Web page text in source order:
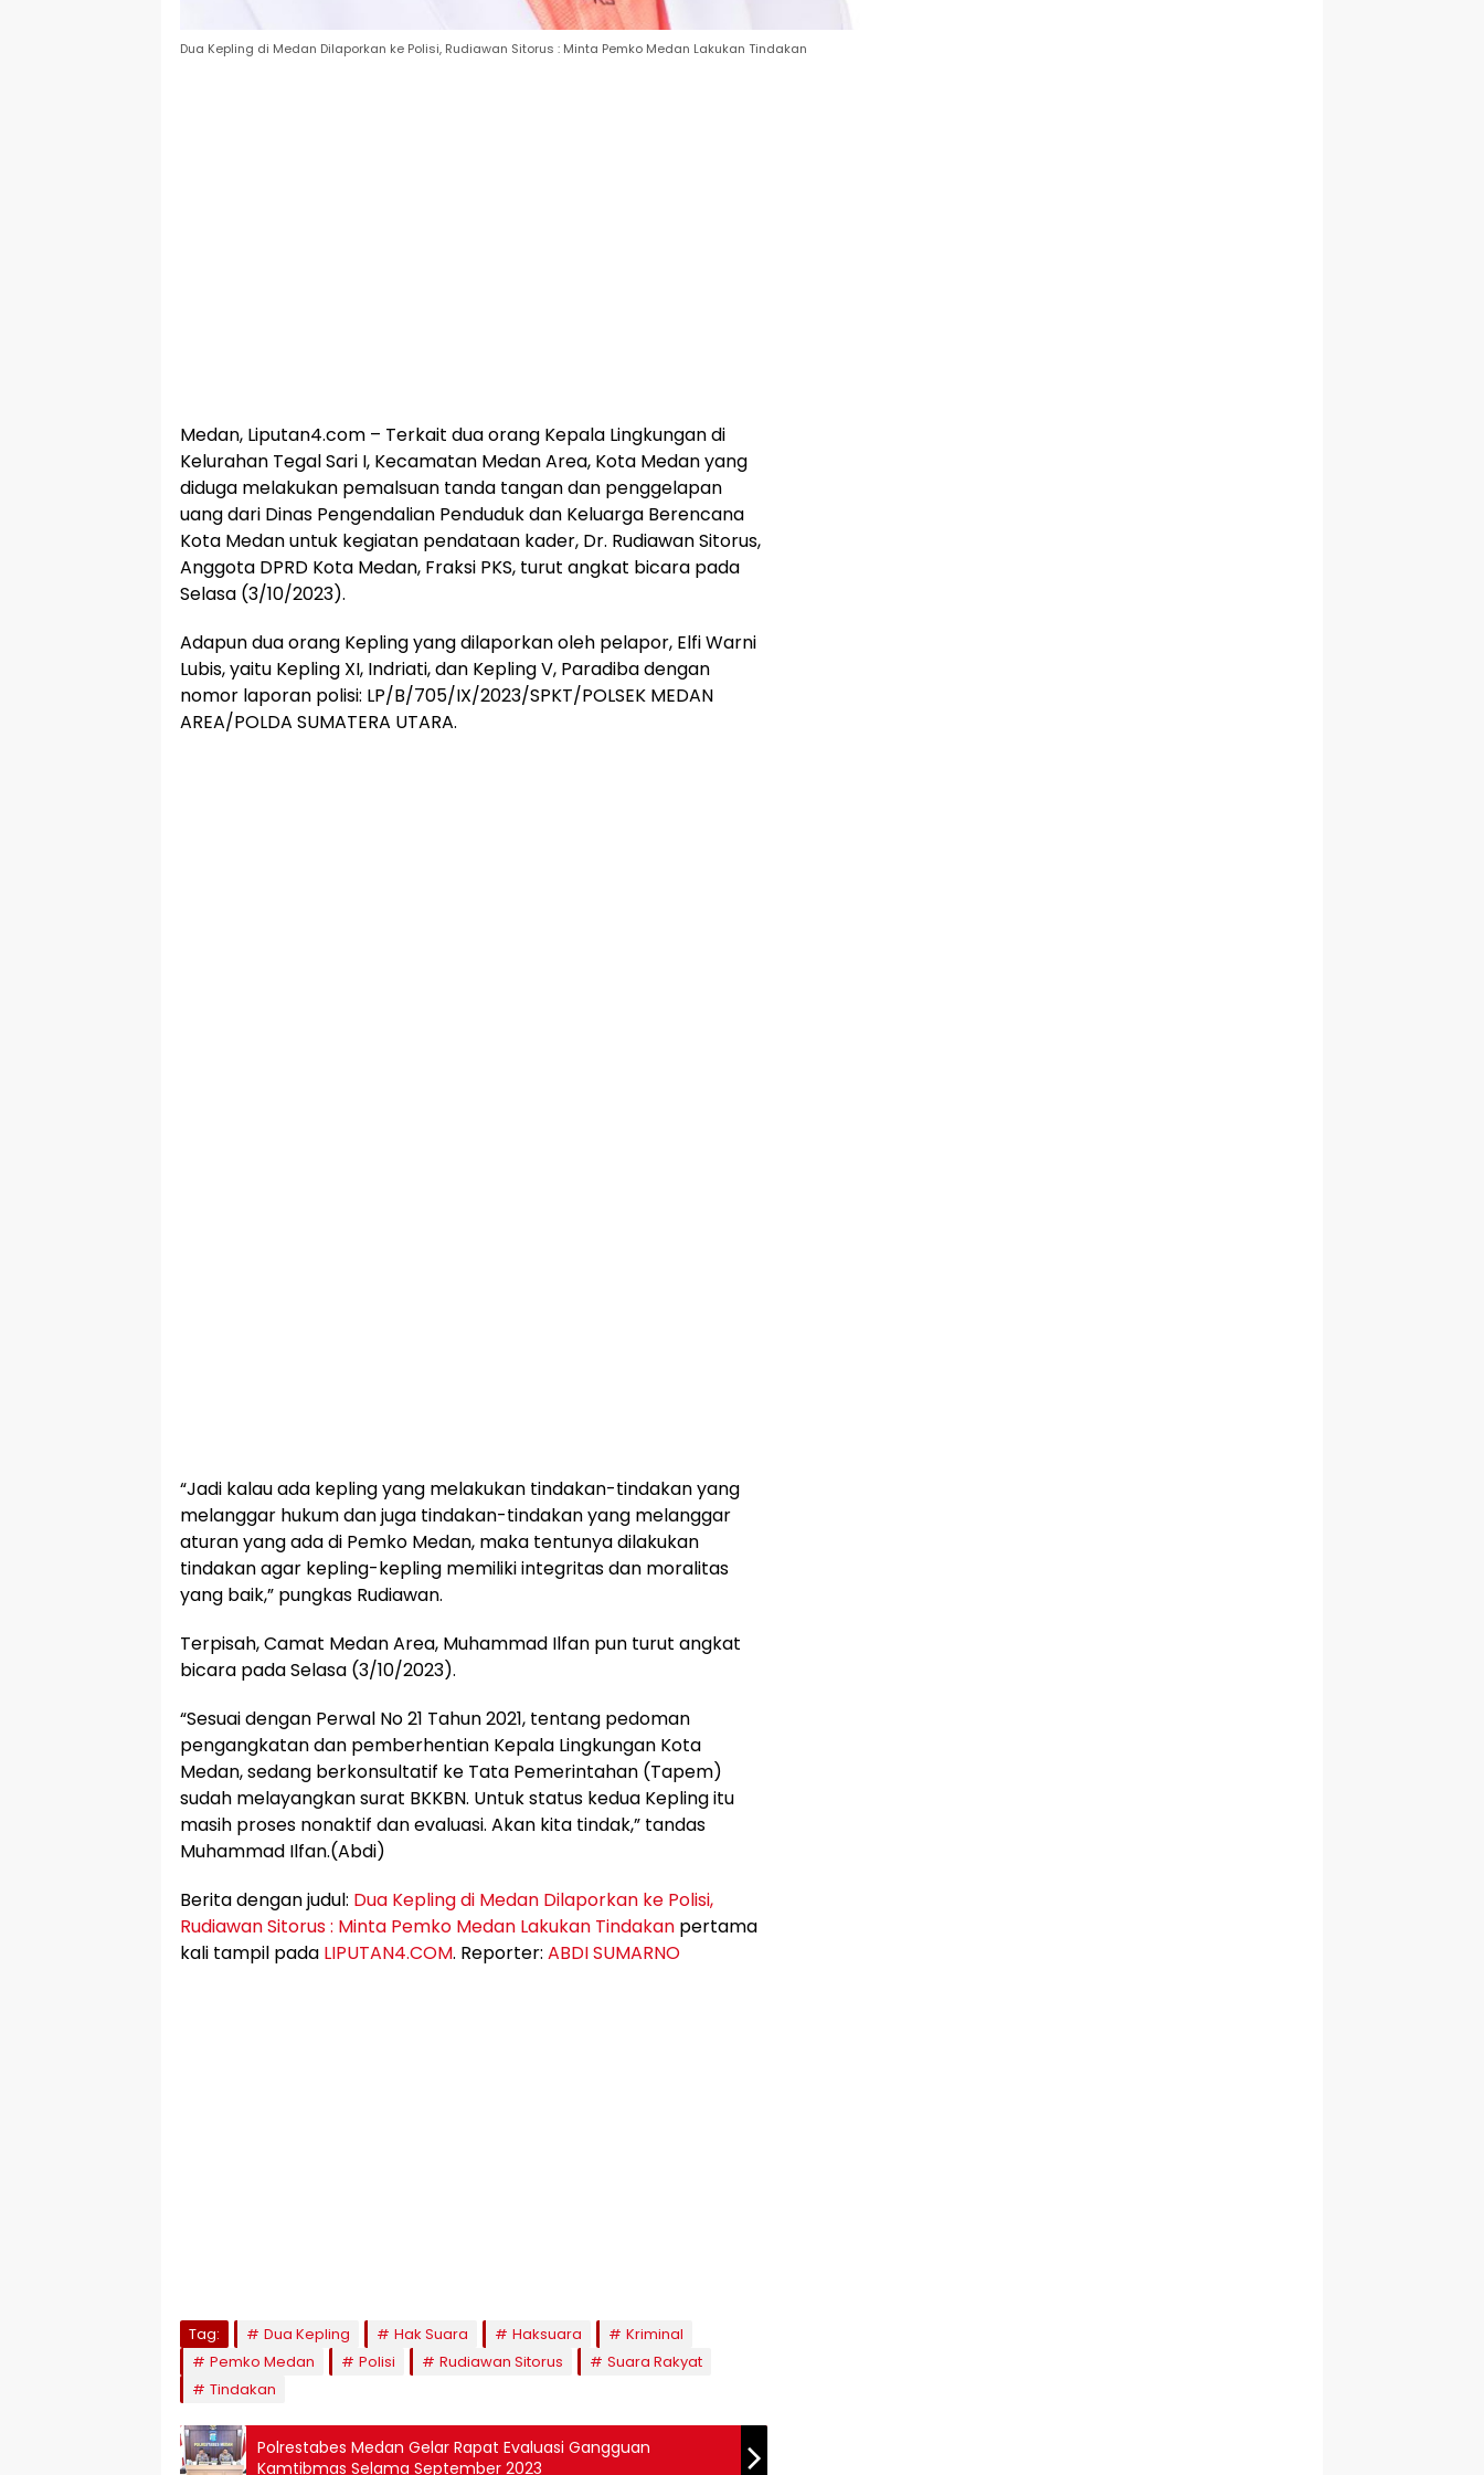
Dua Kepling di Medan Dilaporkan ke Polisi, Rudiawan Sitorus : Minta Pemko Medan Lakukan Tindakan
Medan, Liputan4.com – Terkait dua orang Kepala Lingkungan di
Kelurahan Tegal Sari I, Kecamatan Medan Area, Kota Medan yang
diduga melakukan pemalsuan tanda tangan dan penggelapan
uang dari Dinas Pengendalian Penduduk dan Keluarga Berencana
Kota Medan untuk kegiatan pendataan kader, Dr. Rudiawan Sitorus,
Anggota DPRD Kota Medan, Fraksi PKS, turut angkat bicara pada
Selasa (3/10/2023).
Adapun dua orang Kepling yang dilaporkan oleh pelapor, Elfi Warni
Lubis, yaitu Kepling XI, Indriati, dan Kepling V, Paradiba dengan
nomor laporan polisi: LP/B/705/IX/2023/SPKT/POLSEK MEDAN
AREA/POLDA SUMATERA UTARA.
“Jadi kalau ada kepling yang melakukan tindakan-tindakan yang
melanggar hukum dan juga tindakan-tindakan yang melanggar
aturan yang ada di Pemko Medan, maka tentunya dilakukan
tindakan agar kepling-kepling memiliki integritas dan moralitas
yang baik,” pungkas Rudiawan.
Terpisah, Camat Medan Area, Muhammad Ilfan pun turut angkat
bicara pada Selasa (3/10/2023).
“Sesuai dengan Perwal No 21 Tahun 2021, tentang pedoman
pengangkatan dan pemberhentian Kepala Lingkungan Kota
Medan, sedang berkonsultatif ke Tata Pemerintahan (Tapem)
sudah melayangkan surat BKKBN. Untuk status kedua Kepling itu
masih proses nonaktif dan evaluasi. Akan kita tindak,” tandas
Muhammad Ilfan.(Abdi)
Berita dengan judul: Dua Kepling di Medan Dilaporkan ke Polisi,
Rudiawan Sitorus : Minta Pemko Medan Lakukan Tindakan pertama
kali tampil pada LIPUTAN4.COM. Reporter: ABDI SUMARNO
Tag: Dua Kepling Hak Suara Haksuara
Kriminal
Pemko Medan
Polisi Rudiawan Sitorus
Suara Rakyat
Tindakan
Polrestabes Medan Gelar Rapat Evaluasi Gangguan
Kamtibmas Selama September 2023